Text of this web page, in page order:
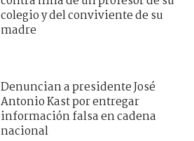
colegio y del conviviente de su
madre
Denuncian a presidente José
Antonio Kast por entregar
información falsa en cadena
nacional